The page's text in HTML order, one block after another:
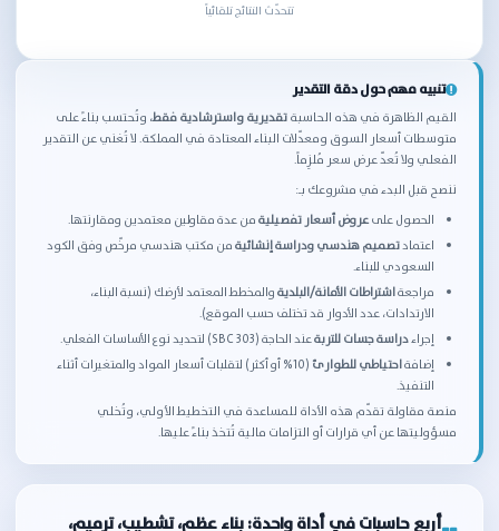
تتحدّث النتائج تلقائياً
تنبيه مهم حول دقة التقدير
القيم الظاهرة في هذه الحاسبةتقديرية واسترشادية فقط، وتُحتسب بناءً على
متوسطات أسعار السوق ومعدّلات البناء المعتادة في المملكة. لا تُغني عن التقدير
الفعلي ولا تُعدّ عرض سعر مُلزِماً.
ننصح قبل البدء في مشروعك بـ:
الحصول علىعروض أسعار تفصيليةمن عدة مقاولين معتمدين ومقارنتها.
اعتمادتصميم هندسي ودراسة إنشائيةمن مكتب هندسي مرخّص وفق الكود
السعودي للبناء.
مراجعةاشتراطات الأمانة/البلديةوالمخطط المعتمد لأرضك (نسبة البناء،
الارتدادات، عدد الأدوار قد تختلف حسب الموقع).
إجراءدراسة جسات للتربةعند الحاجة (SBC 303) لتحديد نوع الأساسات الفعلي.
إضافةاحتياطي للطوارئ
(10% أو أكثر) لتقلبات أسعار المواد والمتغيرات أثناء
التنفيذ.
منصة مقاولة تقدّم هذه الأداة للمساعدة في التخطيط الأولي، وتُخلي
مسؤوليتها عن أي قرارات أو التزامات مالية تُتخذ بناءً عليها.
أربع حاسبات في أداة واحدة: بناء عظم، تشطيب، ترميم،